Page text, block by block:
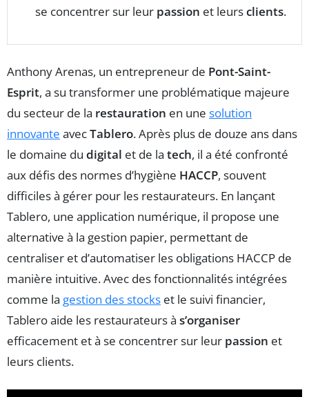
se concentrer sur leur passion et leursclients.
Anthony Arenas, un entrepreneur de Pont-Saint-
Esprit, a su transformer une problématique majeure
du secteur de la restauration en une solution
innovante avecTablero. Après plus de douze ans dans
le domaine du digital et de la tech, il a été confronté
aux défis des normes d’hygiène HACCP, souvent
difficiles à gérer pour les restaurateurs. En lançant
Tablero, une application numérique, il propose une
alternative à la gestion papier, permettant de
centraliser et d’automatiser les obligations HACCP de
manière intuitive. Avec des fonctionnalités intégrées
comme la gestion des stocks et le suivi financier,
Tablero aide les restaurateurs à s’organiser
efficacement et à se concentrer sur leur passion et
leurs clients.